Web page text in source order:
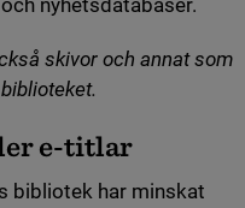
nyhetsdatabaser.
skivor och annat som
e-titlar
bibliotek har minskat